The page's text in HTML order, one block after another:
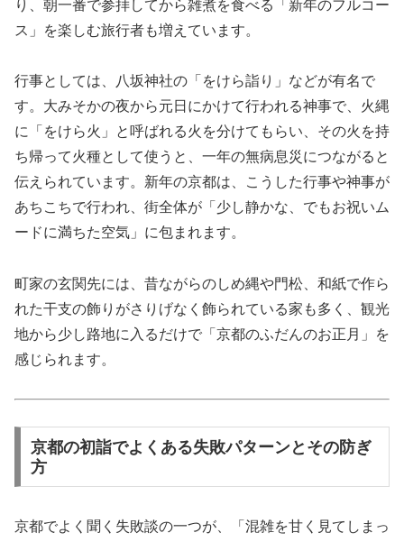
り、朝一番で参拝してから雑煮を食べる「新年のフルコー
ス」を楽しむ旅行者も増えています。
行事としては、八坂神社の「をけら詣り」などが有名で
す。大みそかの夜から元日にかけて行われる神事で、火縄
に「をけら火」と呼ばれる火を分けてもらい、その火を持
ち帰って火種として使うと、一年の無病息災につながると
伝えられています。新年の京都は、こうした行事や神事が
あちこちで行われ、街全体が「少し静かな、でもお祝いム
ードに満ちた空気」に包まれます。
町家の玄関先には、昔ながらのしめ縄や門松、和紙で作ら
れた干支の飾りがさりげなく飾られている家も多く、観光
地から少し路地に入るだけで「京都のふだんのお正月」を
感じられます。
京都の初詣でよくある失敗パターンとその防ぎ
方
京都でよく聞く失敗談の一つが、「混雑を甘く見てしまっ